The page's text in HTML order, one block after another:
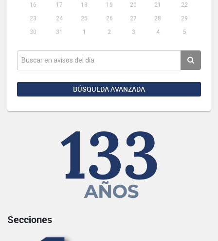
16
17 18 19 20 21
22
23
24 25 26 27 28
29
30
31 1 2 3 4 5
BÚSQUEDA AVANZADA
Secciones